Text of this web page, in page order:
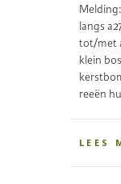
langs
tot/met
klein
reeën
LEES